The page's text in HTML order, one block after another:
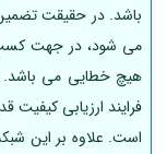
باشد. در حقیقت
می شود، در جهت کسب
هیچ خطایی می باشد.
فرایند ارزیابی کیفیت
است. علاوه بر این